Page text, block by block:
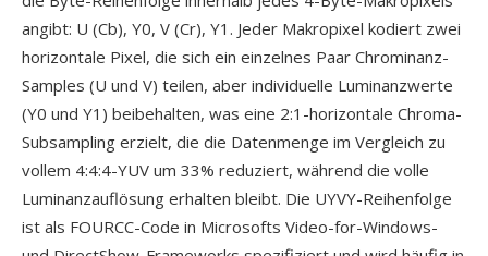
angibt: U (Cb), Y0, V (Cr), Y1. Jeder Makropixel kodiert zwei
horizontale Pixel, die sich ein einzelnes Paar Chrominanz-
Samples (U und V) teilen, aber individuelle Luminanzwerte
(Y0 und Y1) beibehalten, was eine 2:1-horizontale Chroma-
Subsampling erzielt, die die Datenmenge im Vergleich zu
vollem 4:4:4-YUV um 33% reduziert, während die volle
Luminanzauflösung erhalten bleibt. Die UYVY-Reihenfolge
ist als FOURCC-Code in Microsofts Video-for-Windows-